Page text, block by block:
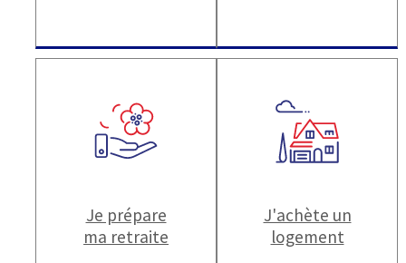
Je prépare
ma retraite
J'achète un
logement